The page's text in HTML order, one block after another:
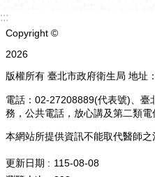
:::
Copyright ©
2026
版權所有 臺北市政府衛生局 地址
電話：02-27208889(代表號)、臺
務，公共電話，放心講及第二類電
本網站所提供資訊不能取代醫師
更新日期
115-08-08